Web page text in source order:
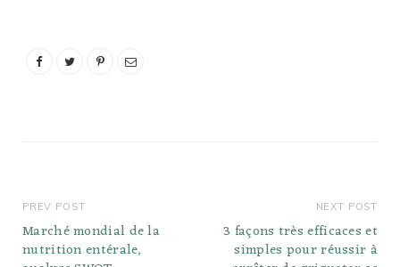
PREV POST
Marché mondial de la
nutrition entérale,
NEXT POST
3 façons très efficaces et
simples pour réussir à